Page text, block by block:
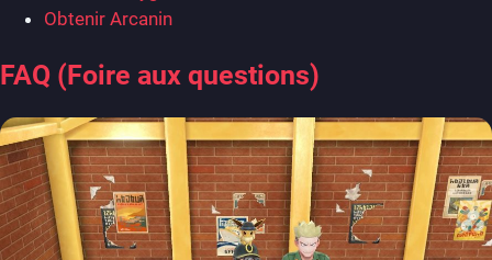
Obtenir Arcanin
FAQ (Foire aux questions)